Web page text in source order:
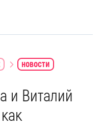
новости
и Виталий